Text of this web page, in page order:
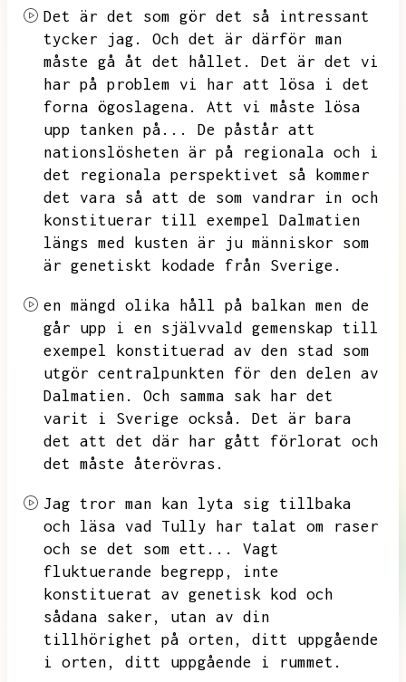
Det är det som gör det så intressant
tycker jag.
Och det är därför man
måste gå åt det hållet.
Det är det vi
har på problem vi har att lösa i det
forna ögoslagena.
Att vi måste lösa
upp tanken på...
De påstår att
nationslösheten är på regionala och i
det regionala perspektivet så kommer
det vara så att de som vandrar in och
konstituerar till exempel Dalmatien
längs med kusten är ju människor som
är genetiskt kodade från Sverige.
en mängd olika håll på balkan men de
går upp i en självvald gemenskap till
exempel konstituerad av den stad som
utgör centralpunkten för den delen av
Dalmatien.
Och samma sak har det
varit i Sverige också.
Det är bara
det att det där har gått förlorat och
det måste återövras.
Jag tror man kan lyta sig tillbaka
och läsa vad Tully har talat om raser
och se det som ett...
Vagt
fluktuerande begrepp,
inte
konstituerat av genetisk kod och
sådana saker,
utan av din
tillhörighet på orten,
ditt uppgående
i orten,
ditt uppgående i rummet.